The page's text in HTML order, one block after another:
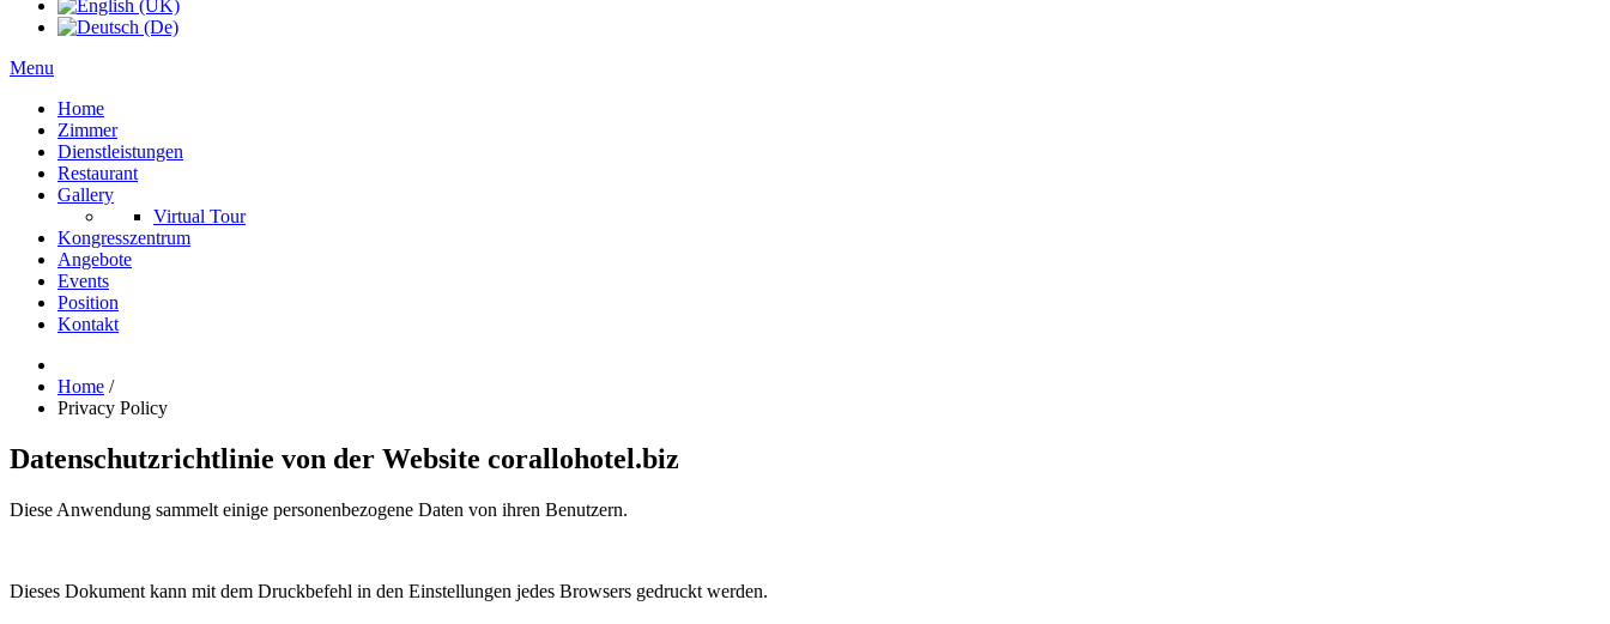
Menu
Home
Zimmer
Dienstleistungen
Restaurant
Gallery
Virtual Tour
Kongresszentrum
Angebote
Events
Position
Kontakt
Home /
Privacy Policy
Datenschutzrichtlinie von der Website corallohotel.biz
Diese Anwendung sammelt einige personenbezogene Daten von ihren Benutzern.
Dieses Dokument kann mit dem Druckbefehl in den Einstellungen jedes Browsers gedruckt werden.